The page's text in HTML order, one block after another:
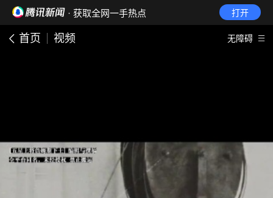
· 获取全网一手热点 打开
首页 视频 无障碍